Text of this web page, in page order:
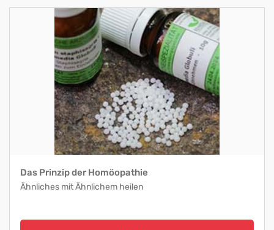
Das Prinzip der Homöopathie
Ähnliches mit Ähnlichem heilen